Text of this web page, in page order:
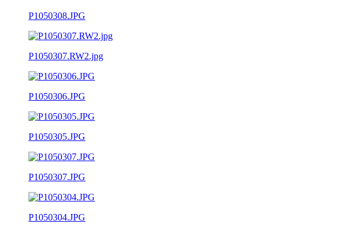
P1050308.JPG
P1050307.RW2.jpg
P1050306.JPG
P1050305.JPG
P1050307.JPG
P1050304.JPG